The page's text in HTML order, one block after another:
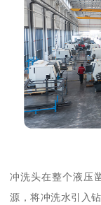
冲洗头在整个液压
源，将冲洗水引入